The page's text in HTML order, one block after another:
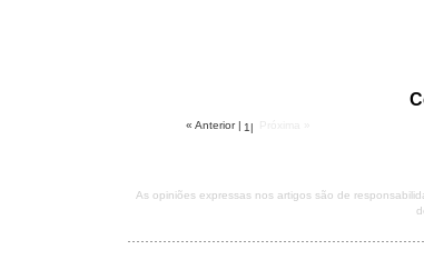
« Anterior| 1 | Próxima »
As opiniões expressas nos artigos são de